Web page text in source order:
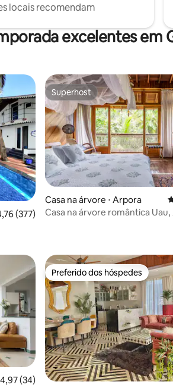
locais recomendam
excelentes em
de uma avaliação média de 5, 377
(377)
Superhost
Superhost
Casa na árvore ⋅ Arpora
Casa na árvore romântica
de uma avaliação média de 5, 34
4,97 (34)
Preferido dos hóspedes
Preferido dos hóspedes